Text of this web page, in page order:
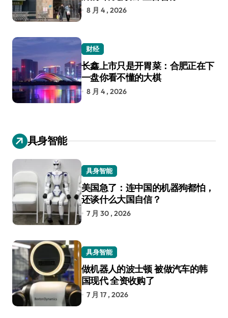
8 月 4 , 2026
财经
长鑫上市只是开胃菜：合肥正在下
一盘你看不懂的大棋
8 月 4 , 2026
具身智能
具身智能
美国急了：连中国的机器狗都怕，
还谈什么大国自信？
7 月 30 , 2026
具身智能
做机器人的波士顿 被做汽车的韩
国现代 全资收购了
7 月 17 , 2026